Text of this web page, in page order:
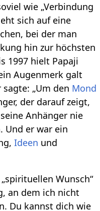
wie „Verbindung
sich auf eine
bei der man
hin zur höchsten
1997 hielt Papaji
Augenmerk galt
„Um den Mond
der darauf zeigt,
Anhänger nie
Und er war ein
Ideen und
Wunsch“
an dem ich nicht
Du kannst dich wie